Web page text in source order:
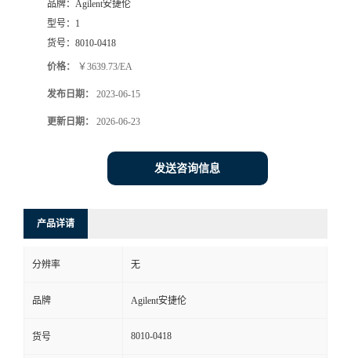
品牌： Agilent安捷伦
型号： 1
货号： 8010-0418
价格： ￥3639.73/EA
发布日期： 2023-06-15
更新日期： 2026-06-23
发送咨询信息
产品详请
分辨率 无
品牌 Agilent安捷伦
货号 8010-0418